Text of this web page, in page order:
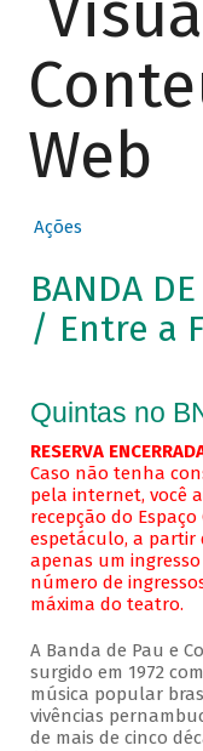
Web
Ações
BANDA
/ Entre a
Quintas no
RESERVA
Caso não tenha
pela internet, você
recepção do
espetáculo, a partir
apenas um
número de
máxima do teatro.
A Banda de Pau e
surgido em 1972
música popular
vivências
de mais de cinco